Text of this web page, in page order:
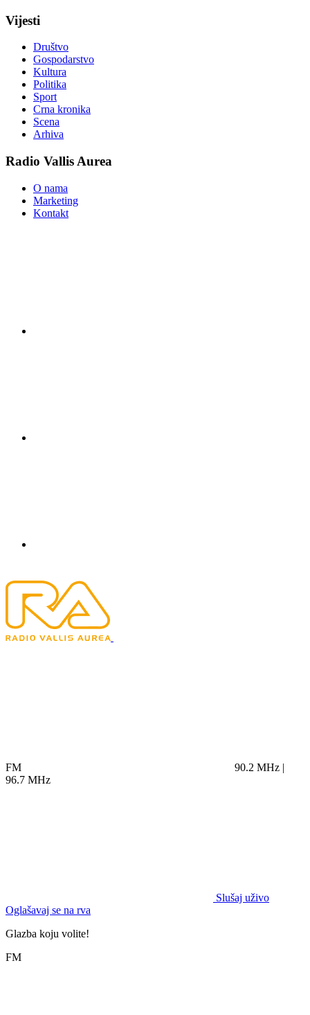
Vijesti
Društvo
Gospodarstvo
Kultura
Politika
Sport
Crna kronika
Scena
Arhiva
Radio Vallis Aurea
O nama
Marketing
Kontakt
FM
90.2 MHz |
96.7 MHz
Slušaj uživo
Oglašavaj se na rva
Glazba koju volite!
FM